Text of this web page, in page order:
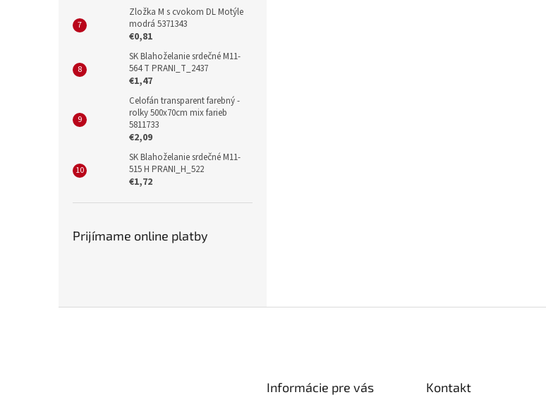
Zložka M s cvokom DL Motýle
modrá 5371343
€0,81
SK Blahoželanie srdečné M11-
564 T PRANI_T_2437
€1,47
Celofán transparent farebný -
rolky 500x70cm mix farieb
5811733
€2,09
SK Blahoželanie srdečné M11-
515 H PRANI_H_522
€1,72
Prijímame online platby
Informácie pre vás Kontakt